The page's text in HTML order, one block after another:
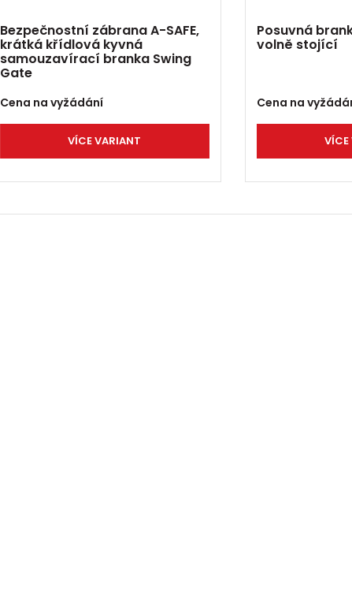
Bezpečnostní zábrana A-SAFE,
krátká křídlová kyvná
samouzavírací branka Swing
Gate
Cena na vyžádání
VÍCE VARIANT
Posuvná
volně stojící
Cena na
VÍCE